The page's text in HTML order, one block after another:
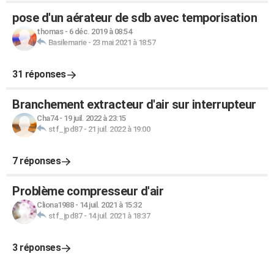
pose d'un aérateur de sdb avec temporisation
thomas- 6 déc. 2019 à 08:54
Basilemarie- 23 mai 2021 à 18:57
31 réponses
Branchement extracteur d'air sur interrupteur
Cha74- 19 juil. 2022 à 23:15
stf_jpd87- 21 juil. 2022 à 19:00
7 réponses
Problème compresseur d'air
Cliona1988- 14 juil. 2021 à 15:32
stf_jpd87- 14 juil. 2021 à 18:37
3 réponses